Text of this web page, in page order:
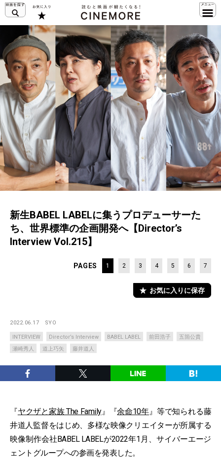
新生BABEL LABELに集うプロデューサーた
ち、世界標準の企画開発へ【Director’s
Interview Vol.215】
PAGES 1 2 3 4 5 6 7
お気に入りに保存
2022.06.17 SYO
INTERVIEW Director’s Interview BABEL LABEL 前田浩子
五箇公貴
瀬崎秀人
道上巧矢 藤井道人
『ヤクザと家族 The Family』『余命10年』等で知られる藤
井道人監督をはじめ、多様な映像クリエイターが所属する
映像制作会社BABEL LABELが2022年1月、サイバーエージ
ェントグループへの参画を発表した。